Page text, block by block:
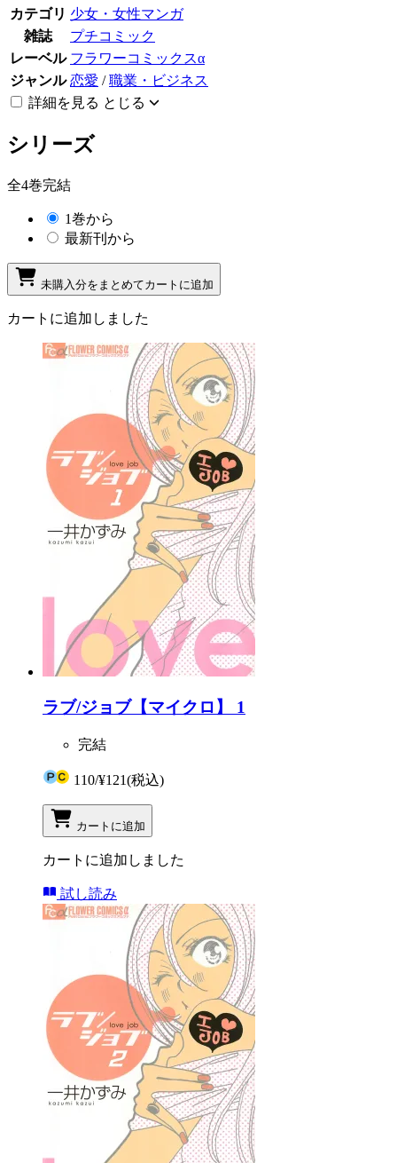
カテゴリ 少女・女性マンガ
雑誌
プチコミック
レーベル フラワーコミックスα
ジャンル 恋愛 /職業・ビジネス
詳細を見る とじる
シリーズ
全4巻完結
1巻から
最新刊から
未購入分をまとめてカートに追加
カートに追加しました
ラブ/ジョブ【マイクロ】 1
完結
110/¥121(税込)
カートに追加
カートに追加しました
試し読み